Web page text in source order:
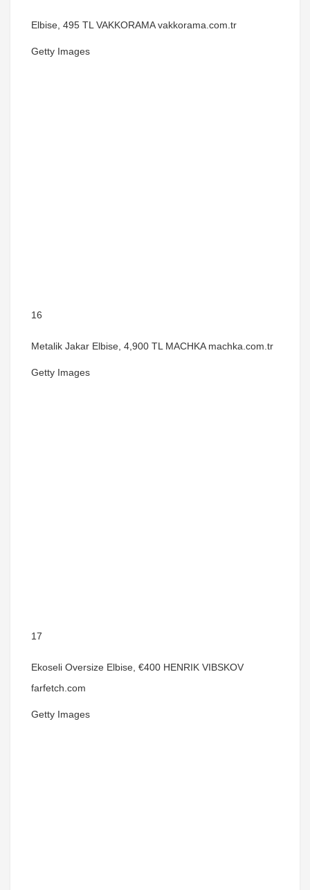
Elbise, 495 TL VAKKORAMA vakkorama.com.tr
Getty Images
16
Metalik Jakar Elbise, 4,900 TL MACHKA machka.com.tr
Getty Images
17
Ekoseli Oversize Elbise, €400 HENRIK VIBSKOV
farfetch.com
Getty Images